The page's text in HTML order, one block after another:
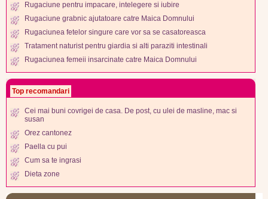
Rugaciune pentru impacare, intelegere si iubire
Rugaciune grabnic ajutatoare catre Maica Domnului
Rugaciunea fetelor singure care vor sa se casatoreasca
Tratament naturist pentru giardia si alti paraziti intestinali
Rugaciunea femeii insarcinate catre Maica Domnului
Top recomandari
Cei mai buni covrigei de casa. De post, cu ulei de masline, mac si
susan
Orez cantonez
Paella cu pui
Cum sa te ingrasi
Dieta zone